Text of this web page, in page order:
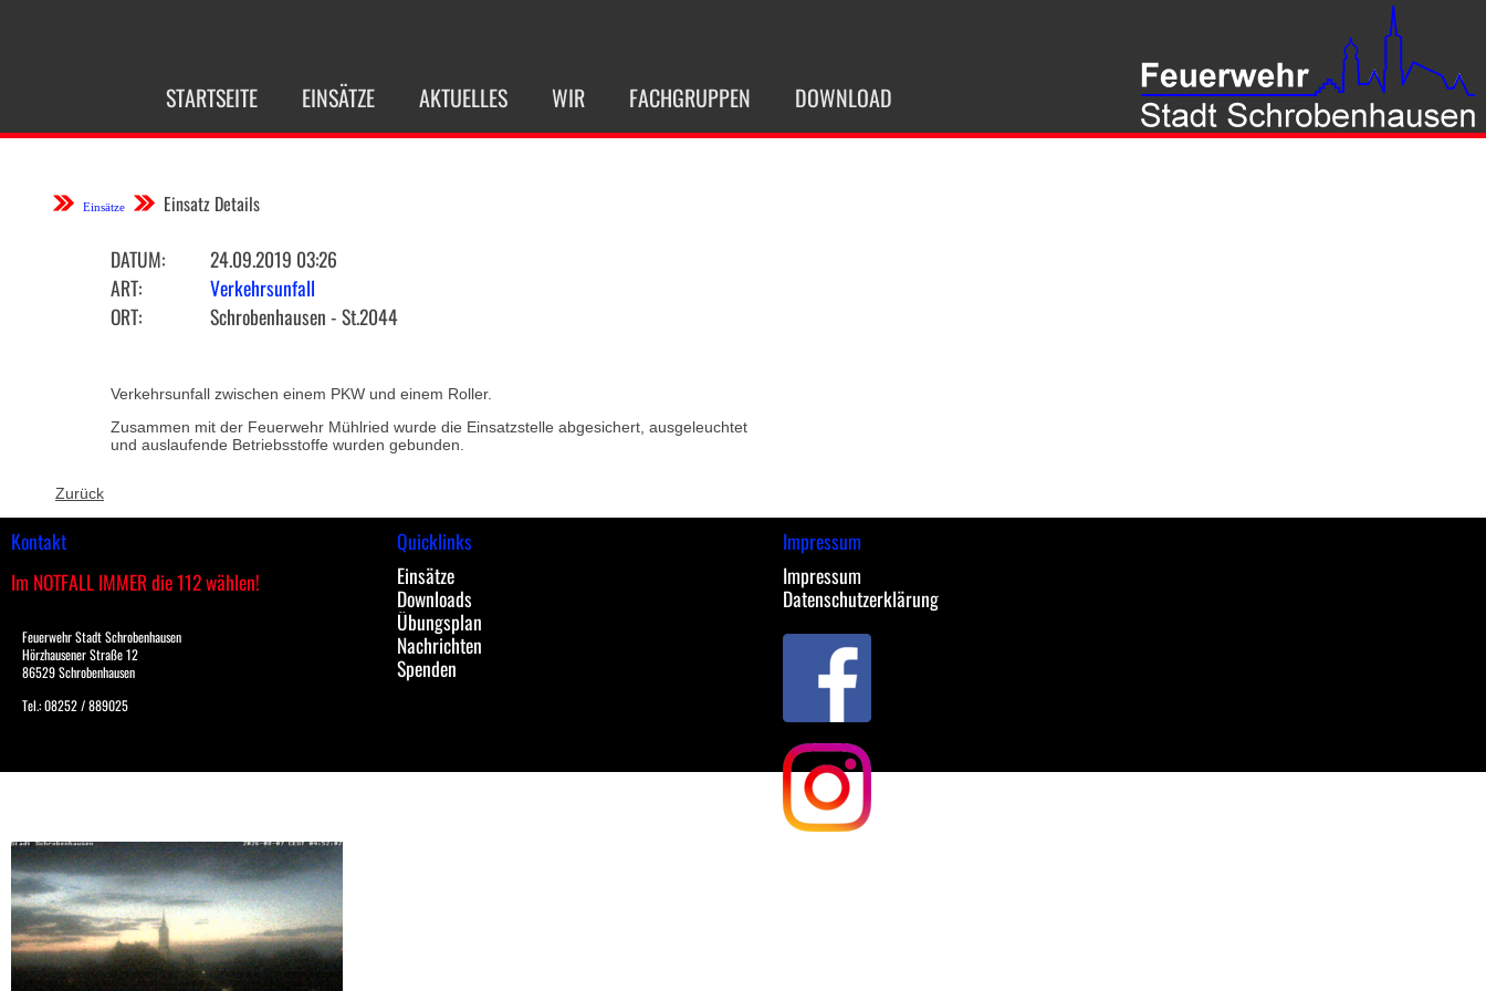
STARTSEITE EINSÄTZE AKTUELLES WIR FACHGRUPPEN DOWNLOAD
Einsätze Einsatz Details
DATUM:
24.09.2019 03:26
ART:
Verkehrsunfall
ORT:
Schrobenhausen - St.2044
Verkehrsunfall zwischen einem PKW und einem Roller.
Zusammen mit der Feuerwehr Mühlried wurde die Einsatzstelle abgesichert, ausgeleuchtet
und auslaufende Betriebsstoffe wurden gebunden.
Zurück
Kontakt
Im NOTFALL IMMER die 112 wählen!
Feuerwehr Stadt Schrobenhausen
Hörzhausener Straße 12
86529 Schrobenhausen
Tel.: 08252 / 889025
Quicklinks
Einsätze
Downloads
Übungsplan
Nachrichten
Spenden
Impressum
Impressum
Datenschutzerklärung